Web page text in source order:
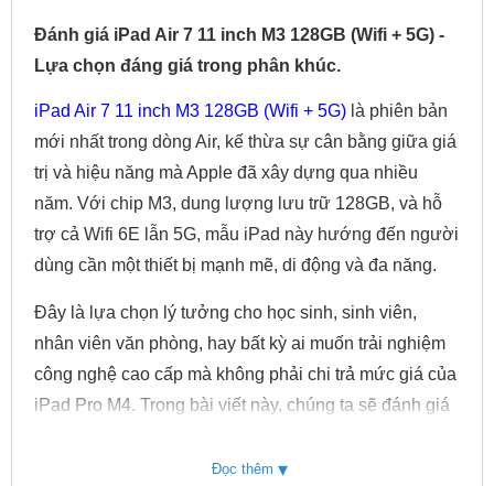
Đánh giá iPad Air 7 11 inch M3 128GB (Wifi + 5G) -
Lựa chọn đáng giá trong phân khúc.
iPad Air 7 11 inch M3 128GB (Wifi + 5G) là phiên bản
mới nhất trong dòng Air, kế thừa sự cân bằng giữa giá
trị và hiệu năng mà Apple đã xây dựng qua nhiều
năm. Với chip M3, dung lượng lưu trữ 128GB, và hỗ
trợ cả Wifi 6E lẫn 5G, mẫu iPad này hướng đến người
dùng cần một thiết bị mạnh mẽ, di động và đa năng.
Đây là lựa chọn lý tưởng cho học sinh, sinh viên,
nhân viên văn phòng, hay bất kỳ ai muốn trải nghiệm
công nghệ cao cấp mà không phải chi trả mức giá của
iPad Pro M4. Trong bài viết này, chúng ta sẽ đánh giá
đến giá trị sử dụng, để giúp bạn quyết định liệu đây có
Đọc thêm ▾